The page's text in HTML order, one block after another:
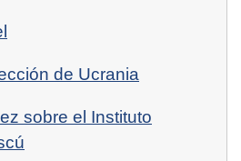
de Ucrania
sobre el Instituto